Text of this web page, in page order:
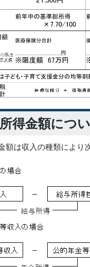
得金額につ
額は収入の種類により